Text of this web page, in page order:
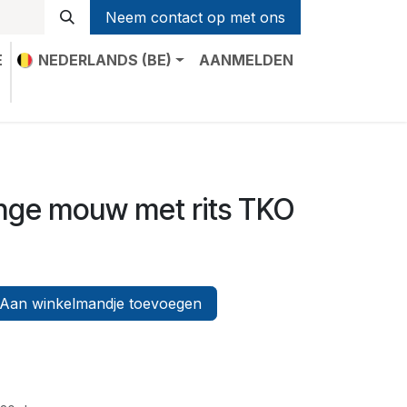
Neem contact op met ons
NEDERLANDS (BE)
AANMELDEN
mouw met rits TKO
Aan winkelmandje toevoegen